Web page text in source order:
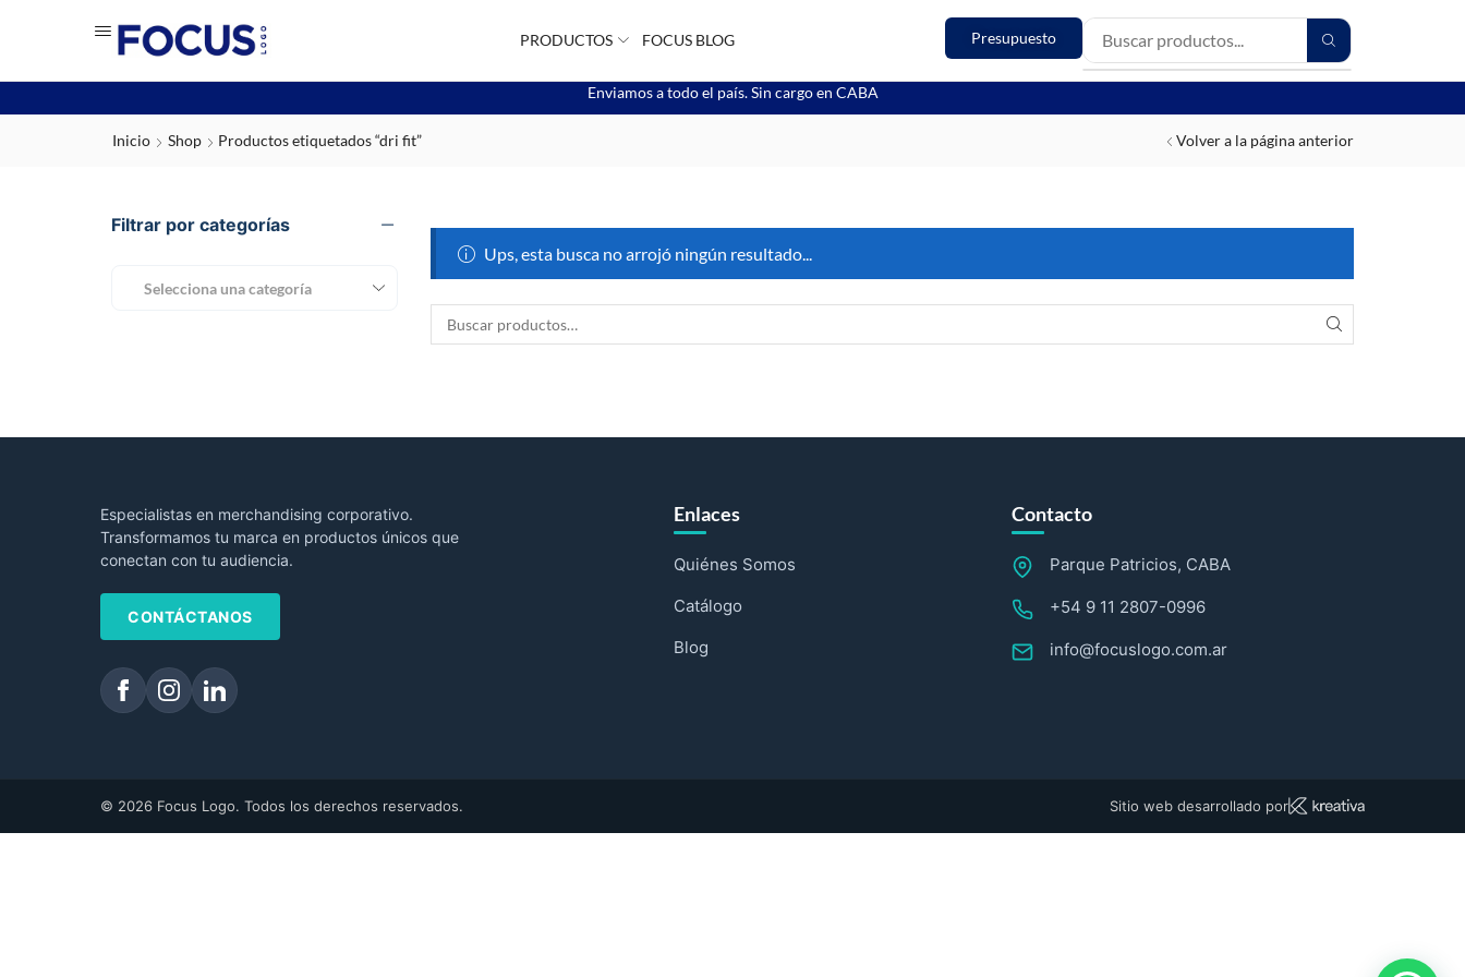
PRODUCTOS FOCUS BLOG Presupuesto
Enviamos a todo el país. Sin cargo en CABA
Inicio Shop Productos etiquetados “dri fit” Volver a la página anterior
Filtrar por categorías
Selecciona una categoría
Ups, esta busca no arrojó ningún resultado...
Especialistas en merchandising corporativo.
Transformamos tu marca en productos únicos que
conectan con tu audiencia.
CONTÁCTANOS
Enlaces
Quiénes Somos
Catálogo
Blog
Contacto
Parque Patricios, CABA
+54 9 11 2807-0996
info@focuslogo.com.ar
© 2026 Focus Logo. Todos los derechos reservados. Sitio web desarrollado por